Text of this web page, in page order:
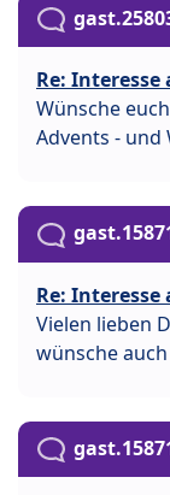
Re:
Wünsche
Advents - und
Re:
Vielen lieben
wünsche